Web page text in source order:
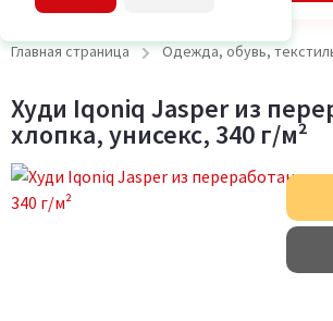
Главная страница Одежда, обувь,
Худи Iqoniq Jasper из
хлопка, унисекс, 340 г/м²